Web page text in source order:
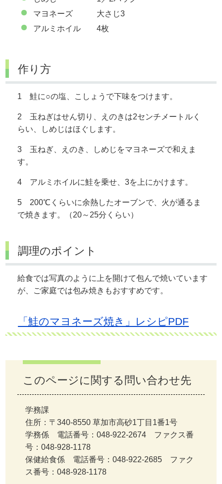
マヨネーズ 大さじ3
アルミホイル 4枚
作り方
1 鮭に○の塩、こしょうで下味をつけます。
2 玉ねぎはせん切り、えのきは2センチメートルく
らい、しめじはほぐします。
3 玉ねぎ、えのき、しめじをマヨネーズで和えま
す。
4 アルミホイルに鮭を乗せ、3を上にかけます。
5 200℃くらいに余熱したオーブンで、火が通るま
で焼きます。（20～25分くらい）
調理のポイント
給食では写真のように上を開けて包んで焼いています
が、ご家庭では包み焼きもおすすめです。
「鮭のマヨネーズ焼き」レシピPDF
このページに関する問い合わせ先
学務課
住所：〒340-8550 草加市高砂1丁目1番1号
学務係 電話番号：048-922-2674 ファクス番
号：048-928-1178
保健給食係 電話番号：048-922-2685 ファク
ス番号：048-928-1178